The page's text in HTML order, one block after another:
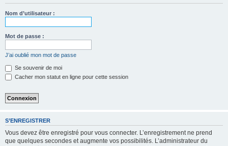
Nom d’utilisateur :
Mot de passe :
J’ai oublié mon mot de passe
Se souvenir de moi
Cacher mon statut en ligne pour cette session
S’ENREGISTRER
Vous devez être enregistré pour vous connecter. L’enregistrement ne prend
que quelques secondes et augmente vos possibilités. L’administrateur du